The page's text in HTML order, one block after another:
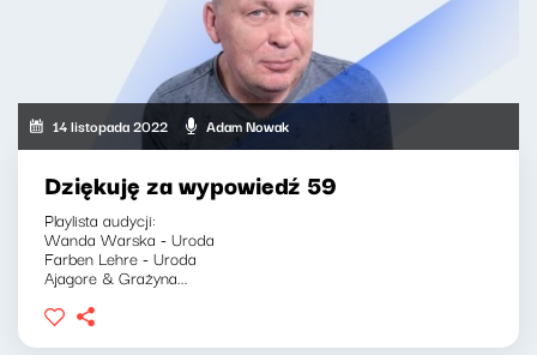
14 listopada 2022 Adam Nowak
Dziękuję za wypowiedź 59
Playlista audycji:
Wanda Warska - Uroda
Farben Lehre - Uroda
Ajagore & Grażyna...